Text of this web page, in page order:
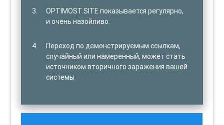
OPTIMOST.SITE показывается регулярно,
и очень назойливо.
Переход по демонстрируемым ссылкам,
случайный или намеренный, может стать
источником вторичного заражения вашей
системы